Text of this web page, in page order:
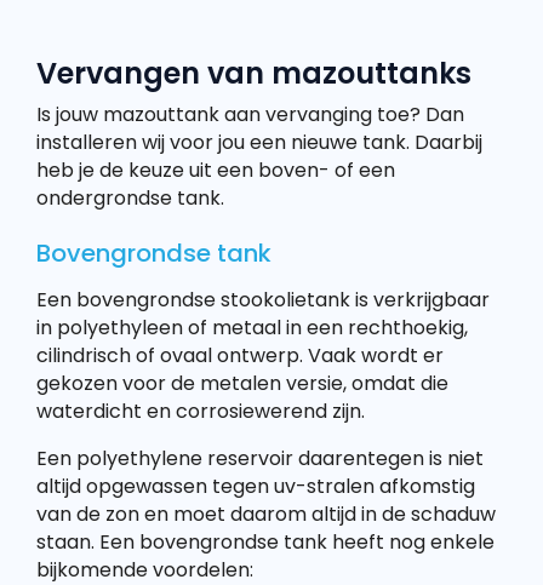
Vervangen van mazouttanks
Is jouw mazouttank aan vervanging toe? Dan
installeren wij voor jou een nieuwe tank. Daarbij
heb je de keuze uit een boven- of een
ondergrondse tank.
Bovengrondse tank
Een bovengrondse stookolietank is verkrijgbaar
in polyethyleen of metaal in een rechthoekig,
cilindrisch of ovaal ontwerp. Vaak wordt er
gekozen voor de metalen versie, omdat die
waterdicht en corrosiewerend zijn.
Een polyethylene reservoir daarentegen is niet
altijd opgewassen tegen uv-stralen afkomstig
van de zon en moet daarom altijd in de schaduw
staan. Een bovengrondse tank heeft nog enkele
bijkomende voordelen: